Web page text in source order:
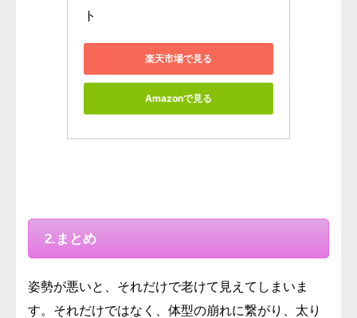
ト
楽天市場で見る
Amazonで見る
2.まとめ
姿勢が悪いと、それだけで老けて見えてしまいま
す。それだけではなく、体型の崩れに繋がり、太り